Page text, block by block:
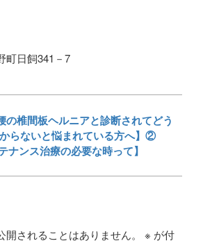
町日飼341－7
の椎間板ヘルニアと診断されてどう
らないと悩まれている方へ】②
ナンス治療の必要な時って】
開されることはありません。 ※ が付